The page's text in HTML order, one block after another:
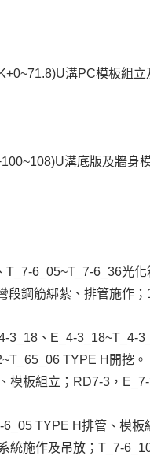
溝PC模板組立
溝底版及牆身
6_05~T_7-6_36光
鋼筋綁紮、排管施作
、E_4-3_18~T_4-
TYPE H開挖。
板組立；RD7-3，
TYPE H排管、模
施作及吊放；T_7-